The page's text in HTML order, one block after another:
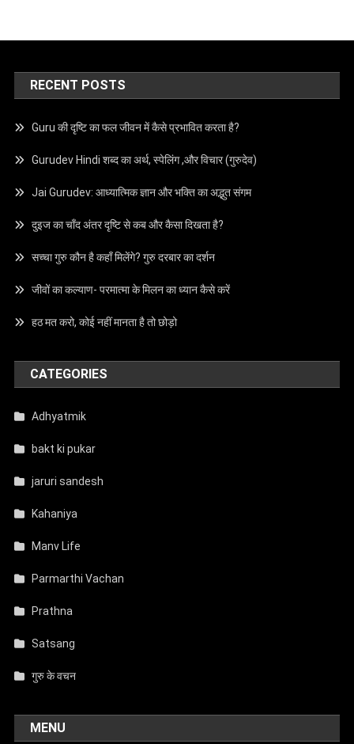
RECENT POSTS
Guru की दृष्टि का फल जीवन में कैसे प्रभावित करता है?
Gurudev Hindi शब्द का अर्थ, स्पेलिंग ,और विचार (गुरुदेव)
Jai Gurudev: आध्यात्मिक ज्ञान और भक्ति का अद्भुत संगम
दुइज का चाँद अंतर दृष्टि से कब और कैसा दिखता है?
सच्चा गुरु कौन है कहाँ मिलेंगे? गुरु दरबार का दर्शन
जीवों का कल्याण- परमात्मा के मिलन का ध्यान कैसे करें
हठ मत करो, कोई नहीं मानता है तो छोड़ो
CATEGORIES
Adhyatmik
bakt ki pukar
jaruri sandesh
Kahaniya
Manv Life
Parmarthi Vachan
Prathna
Satsang
गुरु के वचन
MENU